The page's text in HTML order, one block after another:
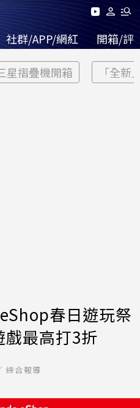
社群/APP/網紅 開箱/評
星摺疊機開箱 「全新
春日遊玩祭
最高打3折
綜合報導